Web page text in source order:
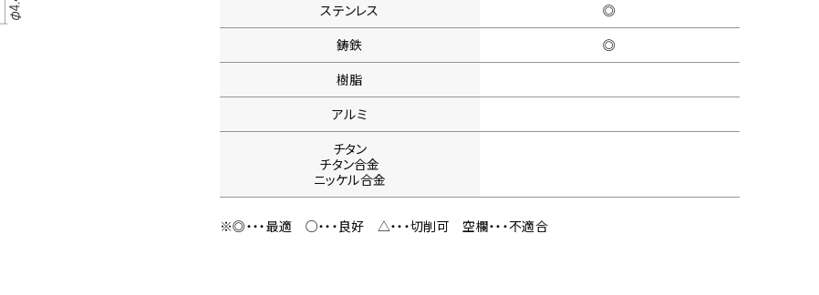
ステンレス
◎
鋳鉄
◎
樹脂
アルミ
チタン
チタン合金
ニッケル合金
※◎・・・最適 ○・・・良好 △・・・切削可 空欄・・・不適合